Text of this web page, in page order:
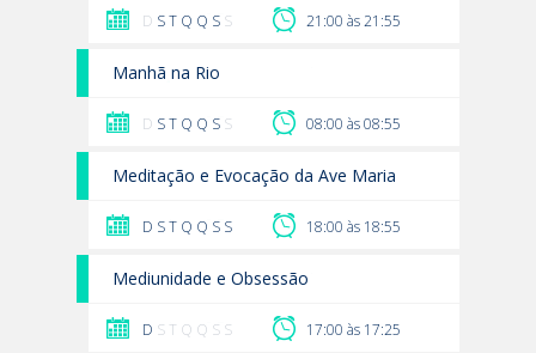
D ST Q Q S S 21:00 às 21:55
Manhã na Rio
D ST Q Q S S 08:00 às 08:55
Meditação e Evocação da Ave Maria
D ST Q Q S S 18:00 às 18:55
Mediunidade e Obsessão
D S T Q Q S S 17:00 às 17:25